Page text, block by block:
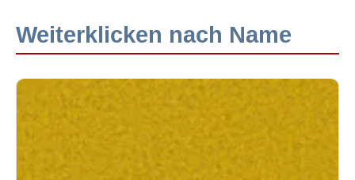
Weiterklicken nach Name